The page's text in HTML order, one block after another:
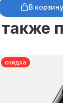
В корзину
скидка